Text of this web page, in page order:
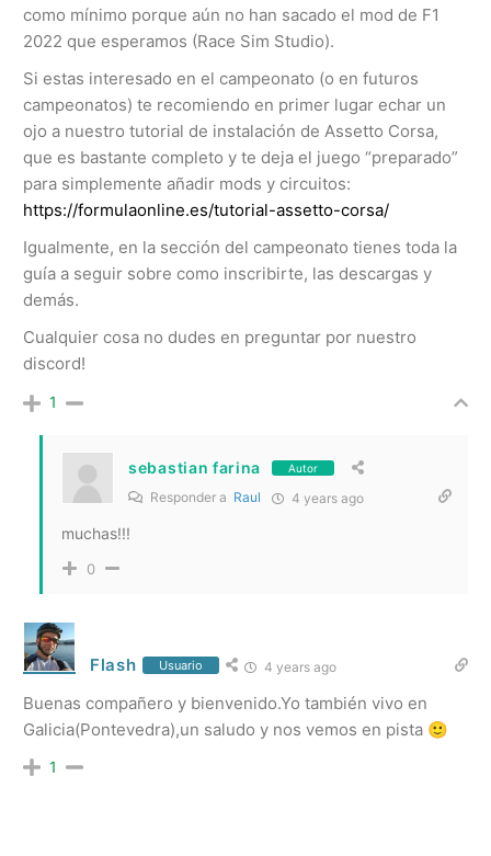
como mínimo porque aún no han sacado el mod de F1
2022 que esperamos (Race Sim Studio).
Si estas interesado en el campeonato (o en futuros
campeonatos) te recomiendo en primer lugar echar un
ojo a nuestro tutorial de instalación de Assetto Corsa,
que es bastante completo y te deja el juego “preparado”
para simplemente añadir mods y circuitos:
https://formulaonline.es/tutorial-assetto-corsa/
Igualmente, en la sección del campeonato tienes toda la
guía a seguir sobre como inscribirte, las descargas y
demás.
Cualquier cosa no dudes en preguntar por nuestro
discord!
1
sebastian farina Autor
Responder a Raul 4 years ago
muchas!!!
0
Flash Usuario 4 years ago
Buenas compañero y bienvenido.Yo también vivo en
Galicia(Pontevedra),un saludo y nos vemos en pista 🙂
1